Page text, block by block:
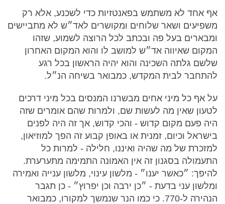
אף אחד לא משתמש בפאנטזיות כדי לשכנע, אלא רק
משפיעים ושאר שלוחים ומקושרים לאד״ש לא מתביישים
ומבארים בעל פה ובכתב לכל הרוצה לשמוע, שזהו
המקום שאיווה אד״ש למושב לו והוא המקום האחרון
שלשם גלתה השכינה והוא יהיה הראשון בכל רגע
להתחבר לבית המקדש, כמבואר בשיחה הנ״ל.
על אף כל מיני אחים מבשרנו המנסים בכל מיני דרכים
לטעון שאין מה לעשות שם, ולמרות שהם אומרים שזה
היה פעם מקום קדוש - והכי קדוש, אך זה היה לפנים
בישראל וכיום, זמנית או באופן קבוע זה הפך למוזיאון,
למזכרת של מה שהיה ואיננו, חלילה - למרות כל
התעמולה בסגנון זה אין האמונה התמימה מתערערת.
להיפך: ״כאשר יענו״ - מלשון עינוי, מלשון ענייה ואמירה
ומלשון עני בדעת - ״כן ירבה וכן יפרוץ״ - כן תגבר
הנהירה ל-770. כי כמו הנר שנמשך למקורו, כמבואר